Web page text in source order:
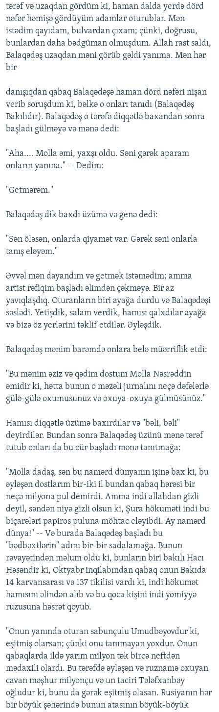
tәrәf vә uzaqdan gördüm ki, haman dalda yerdә dörd
nәfәr hәmişә gördüyüm adamlar oturublar. Mәn
istәdim qayıdam, bulvardan çıxam; çünki, doğrusu,
bunlardan daha bәdgüman olmuşdum. Allah rast saldı,
Balaqәdәş uzaqdan mәni görüb gәldi yanıma. Mәn hәr
bir
danışıqdan qabaq Balaqәdәşә haman dörd nәfәri nişan
verib soruşdum ki, bәlkә o onları tanıdı (Balaqәdәş
Bakılıdır). Balaqәdәş o tәrәfә diqqәtlә baxandan sonra
başladı gülmәyә vә mәnә dedi:
"Aha.... Molla әmi, yaxşı oldu. Sәni gәrәk aparam
onların yanına." -- Dedim:
"Getmәrәm."
Balaqәdәş dik baxdı üzümә vә genә dedi:
"Sәn ölәsәn, onlarda qiyamәt var. Gәrәk sәni onlarla
tanış elәyәm."
Әvvәl mәn dayandım vә getmәk istәmәdim; amma
artist rәfiqim başladı әlimdәn çәkmәyә. Bir az
yavıqlaşdıq. Oturanların biri ayağa durdu vә Balaqәdәşi
sәslәdi. Yetişdik, salam verdik, hamısı qalxdılar ayağa
vә bizә öz yerlәrini tәklif etdilәr. Әylәşdik.
Balaqәdәş mәnim barәmdә onlara belә müәrriflik etdi:
"Bu mәnim әziz vә qәdim dostum Molla Nәsrәddin
әmidir ki, hәtta bunun o mәzәli jurnalını neçә dәfәlәrlә
gülә-gülә oxumusunuz vә oxuya-oxuya gülmüsünüz."
Hamısı diqqәtlә üzümә baxırdılar vә "bәli, bәli"
deyirdilәr. Bundan sonra Balaqәdәş üzünü mәnә tәrәf
tutub onları da bu cür başladı mәnә tanıtmağa:
"Molla dadaş, sәn bu namәrd dünyanın işinә bax ki, bu
әylәşәn dostlarım bir-iki il bundan qabaq hәrәsi bir
neçә milyona pul demirdi. Amma indi allahdan gizli
deyil, sәndәn niyә gizli olsun ki, Şura hökumәti indi bu
biçarәlәri papiros puluna möhtac elәyibdi. Ay namәrd
dünya!" -- Vә burada Balaqәdәş başladı bu
"bәdbәxtlәrin" adını bir-bir sadalamağa. Bunun
rәvayәtindәn mәlum oldu ki, bunların biri bakılı Hacı
Hәsәndir ki, Oktyabr inqilabından qabaq onun Bakıda
14 karvansarası vә 137 tikilisi vardı ki, indi hökumәt
hamısını әlindәn alıb vә bu qoca kişini indi yomiyyә
ruzusuna hәsrәt qoyub.
"Onun yanında oturan sabunçulu Umudbәyovdur ki,
eşitmiş olarsan; çünki onu tanımayan yoxdur. Onun
qabaqlarda ildә yarım milyon tәk bircә neftdәn
mәdaxili olardı. Bu tәrәfdә әylәşәn vә ruznamә oxuyan
cavan mәşhur milyonçu vә un taciri Tәlәfxanbәy
oğludur ki, bunu da gәrәk eşitmiş olasan. Rusiyanın hәr
bir böyük şәhәrindә bunun atasının böyük-böyük